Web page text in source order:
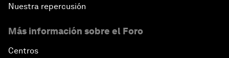
Nuestra repercusión
Más información sobre el Foro
Centros